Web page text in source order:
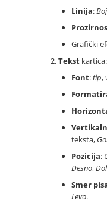
Linija:
Grafički
Tekst kartica:
Font:tip,
teksta,
Pozicija:
Desno,
Smer
Levo.